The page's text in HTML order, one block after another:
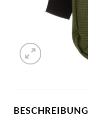
BESCHREIBUNG